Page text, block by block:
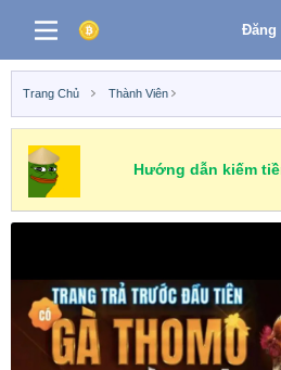
Đăng
Trang Chủ Thành Viên
Hướng dẫn kiếm